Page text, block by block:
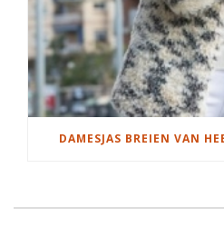
DAMESJAS BREIEN VAN